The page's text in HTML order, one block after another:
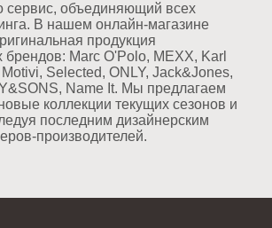
сервис, объединяющий всех
В нашем онлайн-магазине
продукция
Marc O'Polo, MEXX, Karl
Selected, ONLY, Jack&Jones,
Name It. Мы предлагаем
коллекции текущих сезонов и
последним дизайнерским
производителей.